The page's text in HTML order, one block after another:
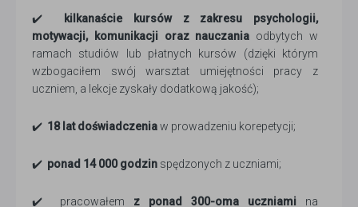
✔️ kilkanaście kursów
z zakresu psychologii,
motywacji, komunikacji oraz nauczania odbytych w
ramach studiów lub płatnych kursów (dzięki którym
wzbogaciłem swój warsztat umiejętności pracy z
uczniem, a lekcje zyskały dodatkową jakość);
✔️ 18 lat doświadczeniaw prowadzeniu korepetycji;
✔️ ponad 14 000 godzin spędzonych z uczniami;
✔️ pracowałem z ponad 300-oma uczniami na